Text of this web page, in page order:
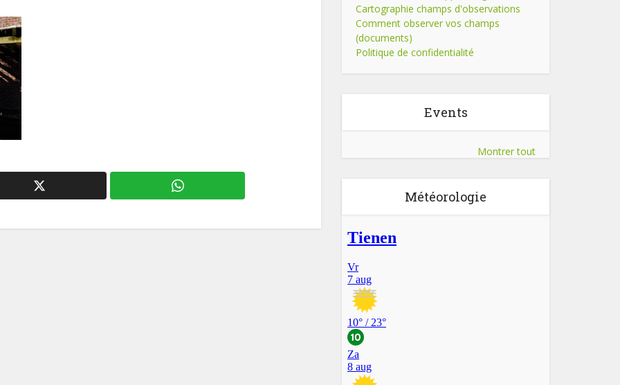
Cartographie champs d'observations
Comment observer vos champs
(documents)
Politique de confidentialité
Events
Montrer tout
Météorologie